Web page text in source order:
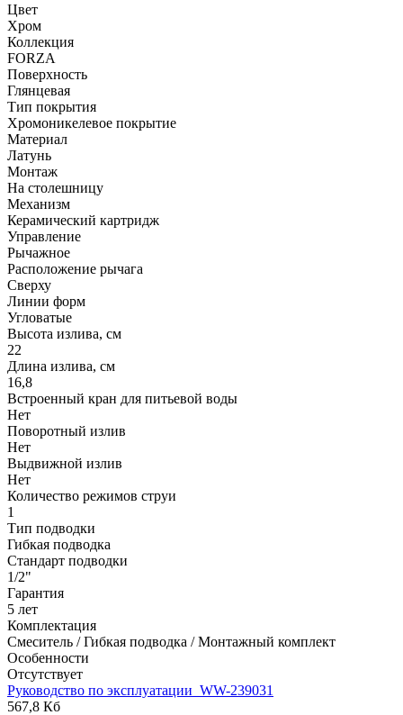
Цвет
Хром
Коллекция
FORZA
Поверхность
Глянцевая
Тип покрытия
Хромоникелевое покрытие
Материал
Латунь
Монтаж
На столешницу
Механизм
Керамический картридж
Управление
Рычажное
Расположение рычага
Сверху
Линии форм
Угловатые
Высота излива, см
22
Длина излива, см
16,8
Встроенный кран для питьевой воды
Нет
Поворотный излив
Нет
Выдвижной излив
Нет
Количество режимов струи
1
Тип подводки
Гибкая подводка
Стандарт подводки
1/2"
Гарантия
5 лет
Комплектация
Смеситель / Гибкая подводка / Монтажный комплект
Особенности
Отсутствует
Руководство по эксплуатации_WW-239031
567,8 Кб